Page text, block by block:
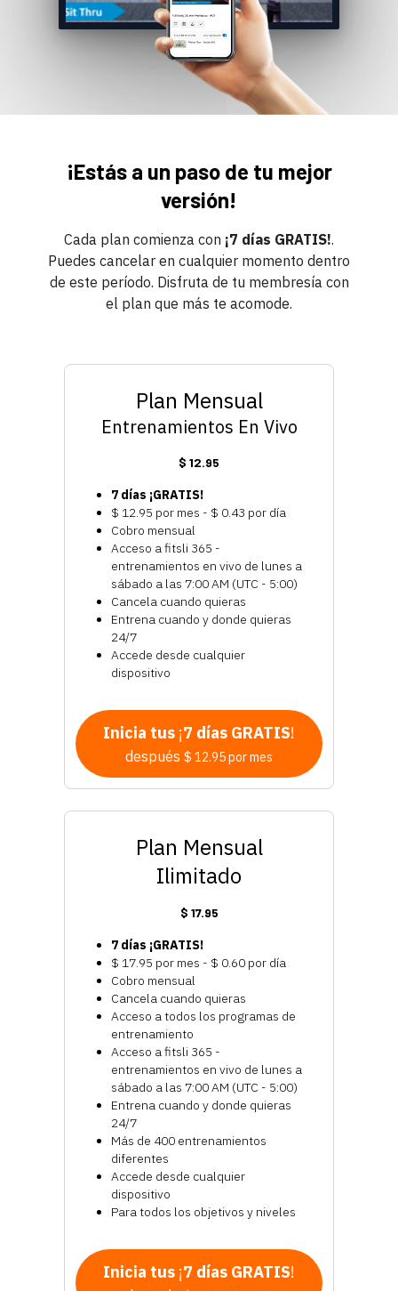
¡Estás a un paso de tu mejor
versión!
Cada plan comienza con ¡7 días GRATIS!.
Puedes cancelar en cualquier momento dentro
de este período. Disfruta de tu membresía con
el plan que más te acomode.
Plan Mensual
Entrenamientos En Vivo
$ 12.95
7 días ¡GRATIS!
$ 12.95 por mes - $ 0.43 por día
Cobro mensual
Acceso a fitsli 365 -
entrenamientos en vivo de lunes a
sábado a las 7:00 AM (UTC - 5:00)
Cancela cuando quieras
Entrena cuando y donde quieras
24/7
Accede desde cualquier
dispositivo
Inicia tus ¡7 días GRATIS!
después $ 12.95 por mes
Plan Mensual
Ilimitado
$ 17.95
7 días ¡GRATIS!
$ 17.95 por mes - $ 0.60 por día
Cobro mensual
Cancela cuando quieras
Acceso a todos los programas de
entrenamiento
Acceso a fitsli 365 -
entrenamientos en vivo de lunes a
sábado a las 7:00 AM (UTC - 5:00)
Entrena cuando y donde quieras
24/7
Más de 400 entrenamientos
diferentes
Accede desde cualquier
dispositivo
Para todos los objetivos y niveles
Inicia tus ¡7 días GRATIS!